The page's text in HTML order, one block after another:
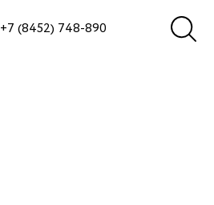
+7 (8452) 748-890